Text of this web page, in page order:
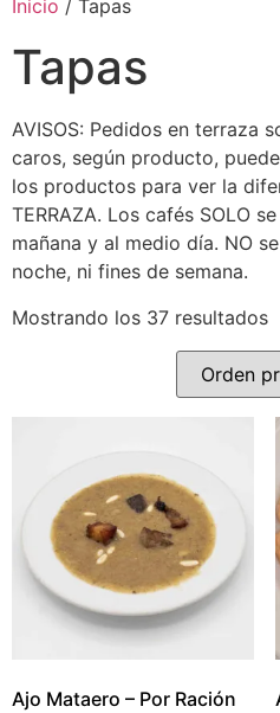
Inicio / Tapas
Tapas
AVISOS: Pedidos en terraza
caros, según producto,
los productos para ver la
TERRAZA. Los cafés SOLO
mañana y al medio día. NO
noche, ni fines de semana.
Mostrando los 37 resultados
Ajo Mataero – Por Ración